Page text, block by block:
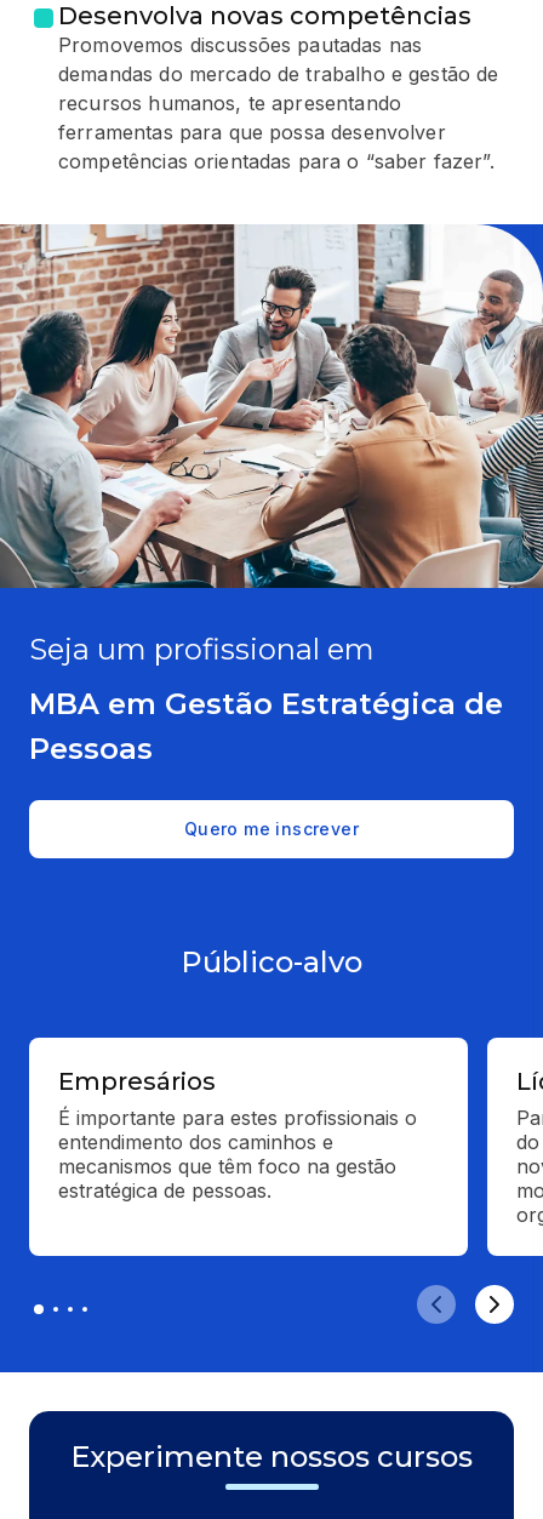
Desenvolva novas competências
Promovemos discussões pautadas nas
demandas do mercado de trabalho e gestão de
recursos humanos, te apresentando
ferramentas para que possa desenvolver
competências orientadas para o “saber fazer”.
Seja um profissional em
MBA em Gestão Estratégica de
Pessoas
Quero me inscrever
Público-alvo
Empresários
É importante para estes profissionais o
entendimento dos caminhos e
mecanismos que têm foco na gestão
estratégica de pessoas.
Experimente nossos cursos